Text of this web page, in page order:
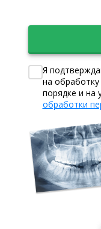
Я
на
порядке и на
обработки